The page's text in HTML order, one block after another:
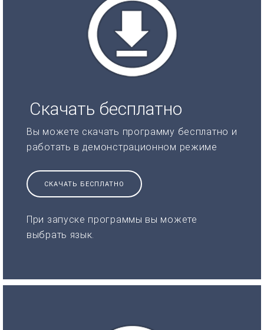
Скачать бесплатно
Вы можете скачать программу бесплатно и
работать в демонстрационном режиме
СКАЧАТЬ БЕСПЛАТНО
При запуске программы вы можете
выбрать язык.